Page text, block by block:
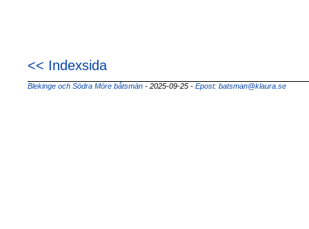
<< Indexsida
Blekinge och Södra Möre båtsmän - 2025-09-25 - Epost: batsman@klaura.se